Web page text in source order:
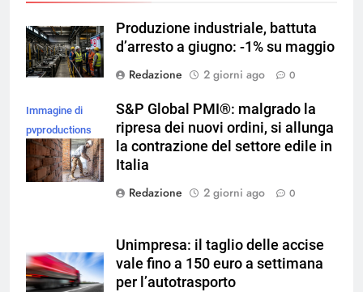
Produzione industriale, battuta
d’arresto a giugno: -1% su maggio
Redazione
2 giorni ago 0
Immagine di
pvproductions
su Magnific
S&P Global PMI®: malgrado la
ripresa dei nuovi ordini, si allunga
la contrazione del settore edile in
Italia
Redazione
2 giorni ago 0
Unimpresa: il taglio delle accise
vale fino a 150 euro a settimana
per l’autotrasporto